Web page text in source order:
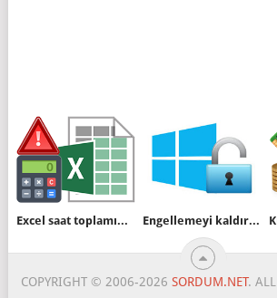
Excel saat toplamını yanlış hesaplıyor Engellemeyi kaldır özelliğini sağ tuşa alalım
COPYRIGHT © 2006-2026 SORDUM.NET. ALL